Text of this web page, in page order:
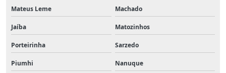
Mateus Leme Machado
Jaíba Matozinhos
Porteirinha Sarzedo
Piumhi Nanuque